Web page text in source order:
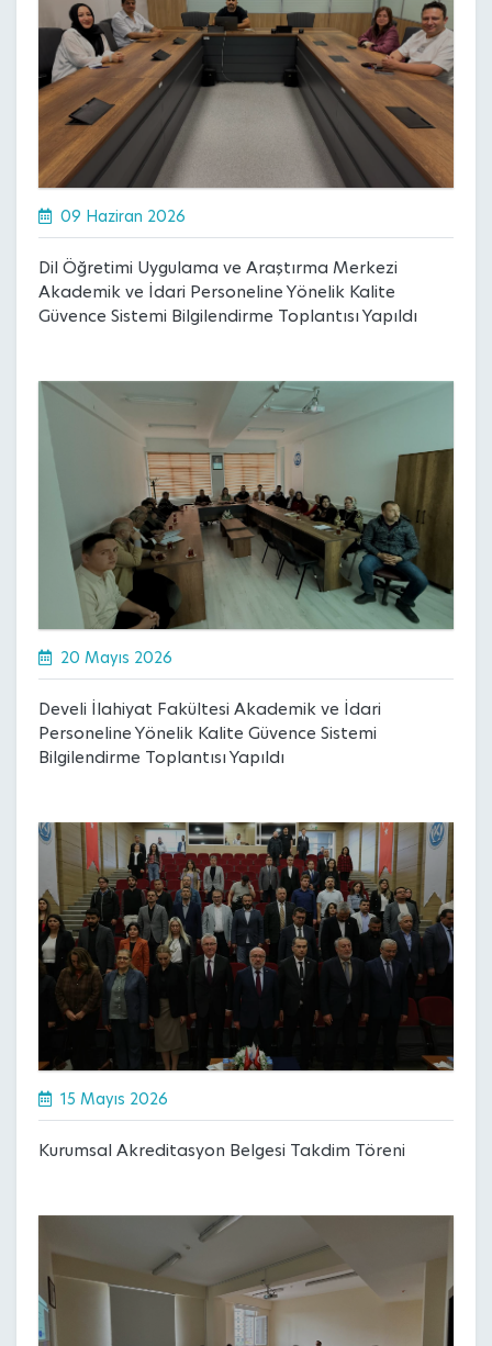
09 Haziran 2026
Dil Öğretimi Uygulama ve Araştırma Merkezi
Akademik ve İdari Personeline Yönelik Kalite
Güvence Sistemi Bilgilendirme Toplantısı Yapıldı
20 Mayıs 2026
Develi İlahiyat Fakültesi Akademik ve İdari
Personeline Yönelik Kalite Güvence Sistemi
Bilgilendirme Toplantısı Yapıldı
15 Mayıs 2026
Kurumsal Akreditasyon Belgesi Takdim Töreni